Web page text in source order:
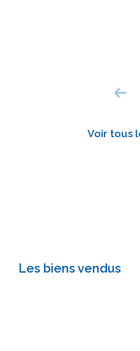
Voir tous
Les biens vendus